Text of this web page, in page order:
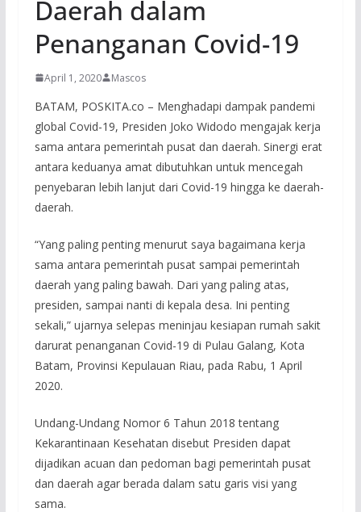
Daerah dalam
Penanganan Covid-19
April 1, 2020 Mascos
BATAM, POSKITA.co – Menghadapi dampak pandemi
global Covid-19, Presiden Joko Widodo mengajak kerja
sama antara pemerintah pusat dan daerah. Sinergi erat
antara keduanya amat dibutuhkan untuk mencegah
penyebaran lebih lanjut dari Covid-19 hingga ke daerah-
daerah.
“Yang paling penting menurut saya bagaimana kerja
sama antara pemerintah pusat sampai pemerintah
daerah yang paling bawah. Dari yang paling atas,
presiden, sampai nanti di kepala desa. Ini penting
sekali,” ujarnya selepas meninjau kesiapan rumah sakit
darurat penanganan Covid-19 di Pulau Galang, Kota
Batam, Provinsi Kepulauan Riau, pada Rabu, 1 April
2020.
Undang-Undang Nomor 6 Tahun 2018 tentang
Kekarantinaan Kesehatan disebut Presiden dapat
dijadikan acuan dan pedoman bagi pemerintah pusat
dan daerah agar berada dalam satu garis visi yang
sama.